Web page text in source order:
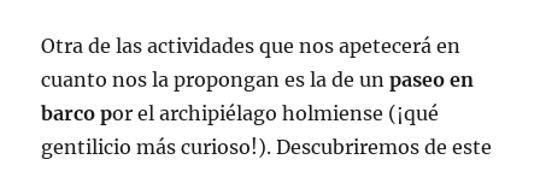
Otra de las actividades que nos apetecerá en
cuanto nos la propongan es la de unpaseo en
barco por el archipiélago holmiense (¡qué
gentilicio más curioso!). Descubriremos de este